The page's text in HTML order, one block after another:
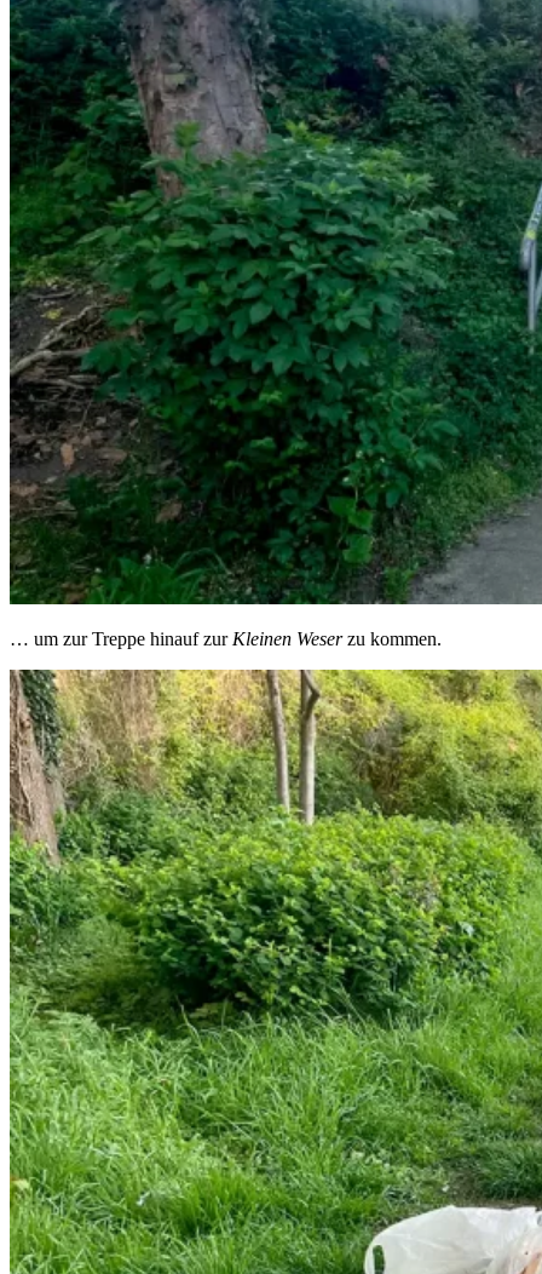
… um zur Treppe hinauf zur Kleinen Weserzu kommen.